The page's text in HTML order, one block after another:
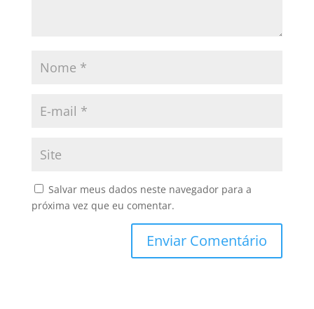
Salvar meus dados neste navegador para a
próxima vez que eu comentar.